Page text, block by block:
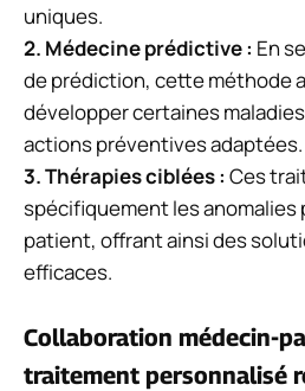
uniques.
2. Médecine prédictive : En
de prédiction, cette méthode
développer certaines
actions préventives adaptées.
3. Thérapies ciblées : Ces
spécifiquement les anomalies
patient, offrant ainsi des
efficaces.
Collaboration médecin-
traitement personnalisé